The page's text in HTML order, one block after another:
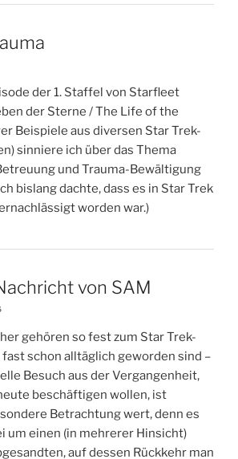
der 1. Staffel von Starfleet
der Sterne / The Life of the
Beispiele aus diversen Star Trek-
sinniere ich über das Thema
und Trauma-Bewältigung
bislang dachte, dass es in Star Trek
worden war.)
von SAM
gehören so fest zum Star Trek-
fast schon alltäglich geworden sind –
Besuch aus der Vergangenheit,
beschäftigen wollen, ist
Betrachtung wert, denn es
um einen (in mehrerer Hinsicht)
auf dessen Rückkehr man